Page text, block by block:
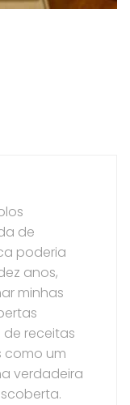
de
poderia
anos,
minhas
de receitas
como um
verdadeira